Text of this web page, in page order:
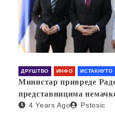
ДРУШТВО ИНФО ИСТАКНУТО
Министар привреде
представницима
отварању фабрике у
4 Years Ago Pstosic